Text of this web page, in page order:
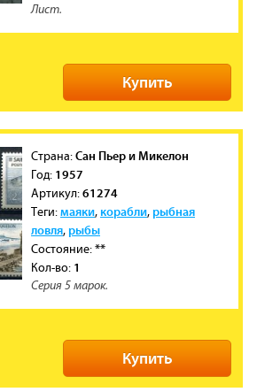
Лист.
Купить
Cтрана:Сан Пьер и Микелон
Год: 1957
Артикул:61274
Теги:маяки, корабли,рыбная
ловля,рыбы
Состояние:**
Кол-во: 1
Серия 5 марок.
Купить